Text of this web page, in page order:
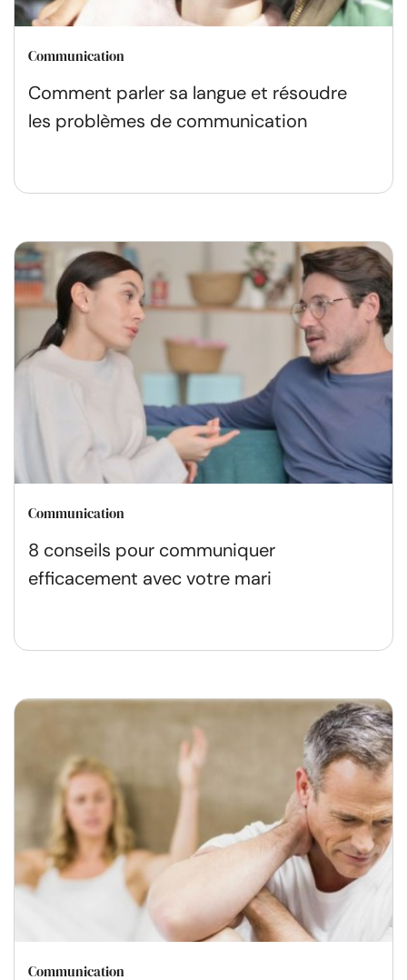
Communication
Comment parler sa langue et résoudre
les problèmes de communication
Communication
8 conseils pour communiquer
efficacement avec votre mari
Communication